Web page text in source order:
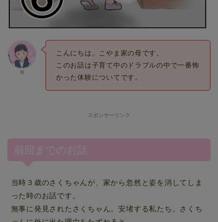
母
こんにちは。こやま家の母です。
このお話は子育て中のドラブルの中で一番怖
かった体験についてです。
スポンサーリンク
前回までのお話
当時３歳のさくちゃんが、家から忽然と姿を消してしま
った時のお話です。
無事に発見されたさくちゃん。安堵する私たち。さくち